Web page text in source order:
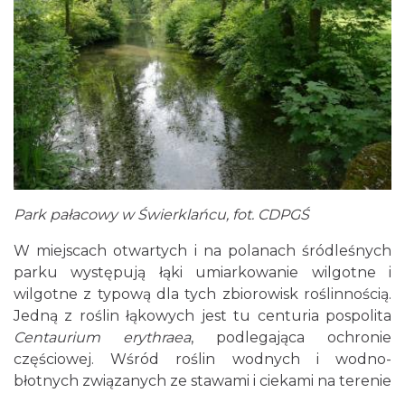
Park pałacowy w Świerklańcu, fot. CDPGŚ
W miejscach otwartych i na polanach śródleśnych
parku występują łąki umiarkowanie wilgotne i
wilgotne z typową dla tych zbiorowisk roślinnością.
Jedną z roślin łąkowych jest tu centuria pospolita
Centaurium erythraea, podlegająca ochronie
częściowej. Wśród roślin wodnych i wodno-
błotnych związanych ze stawami i ciekami na terenie